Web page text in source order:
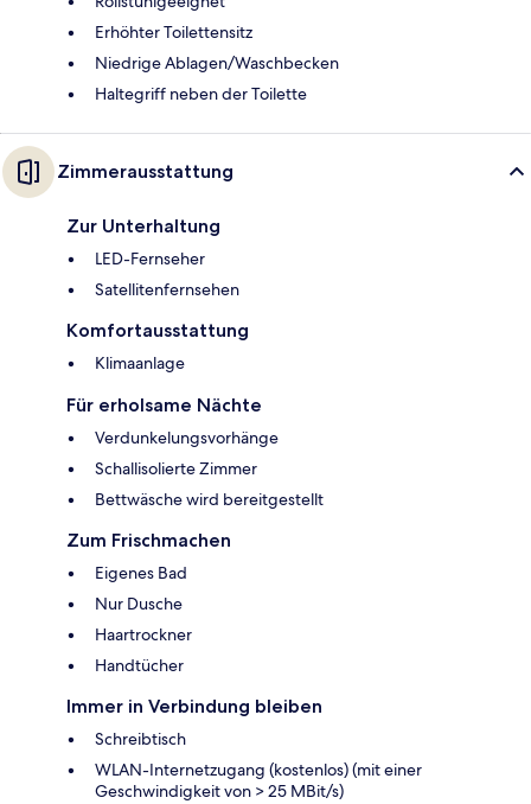
Erhöhter Toilettensitz
Niedrige Ablagen/Waschbecken
Haltegriff neben der Toilette
Zimmerausstattung
Zur Unterhaltung
LED-Fernseher
Satellitenfernsehen
Komfortausstattung
Klimaanlage
Für erholsame Nächte
Verdunkelungsvorhänge
Schallisolierte Zimmer
Bettwäsche wird bereitgestellt
Zum Frischmachen
Eigenes Bad
Nur Dusche
Haartrockner
Handtücher
Immer in Verbindung bleiben
Schreibtisch
WLAN-Internetzugang (kostenlos) (mit einer
Geschwindigkeit von > 25 MBit/s)